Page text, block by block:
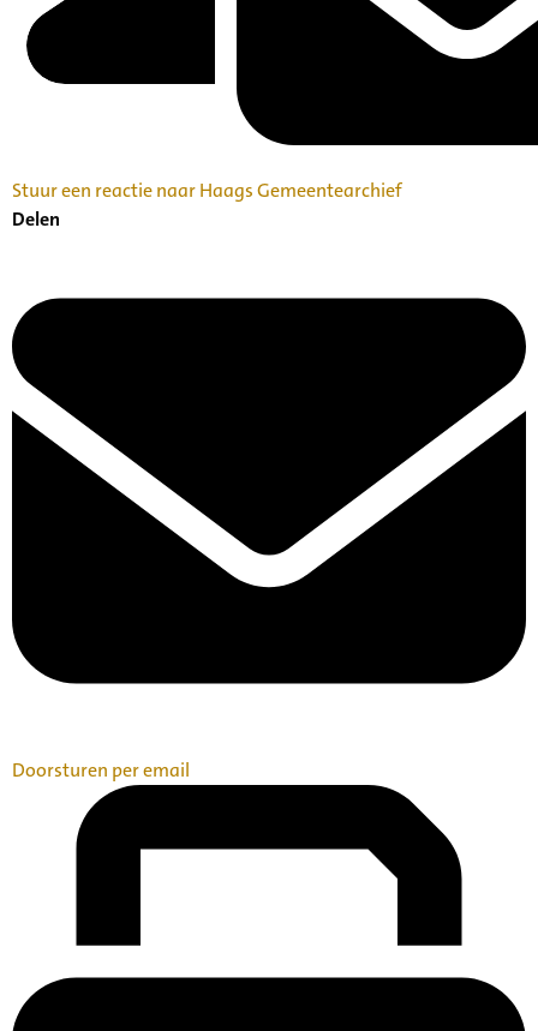
Stuur een reactie naar Haags Gemeentearchief
Delen
Doorsturen per email